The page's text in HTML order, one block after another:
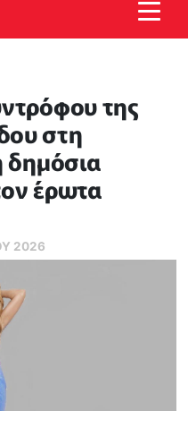
της
στη
δημόσια
έρωτα
2026